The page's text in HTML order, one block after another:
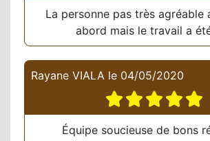
La personne pas très agréable
abord mais le travail a
Rayane VIALA le 04/05/2020
Équipe soucieuse de bons